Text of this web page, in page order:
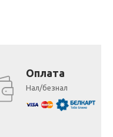
Оплата
Нал/безнал